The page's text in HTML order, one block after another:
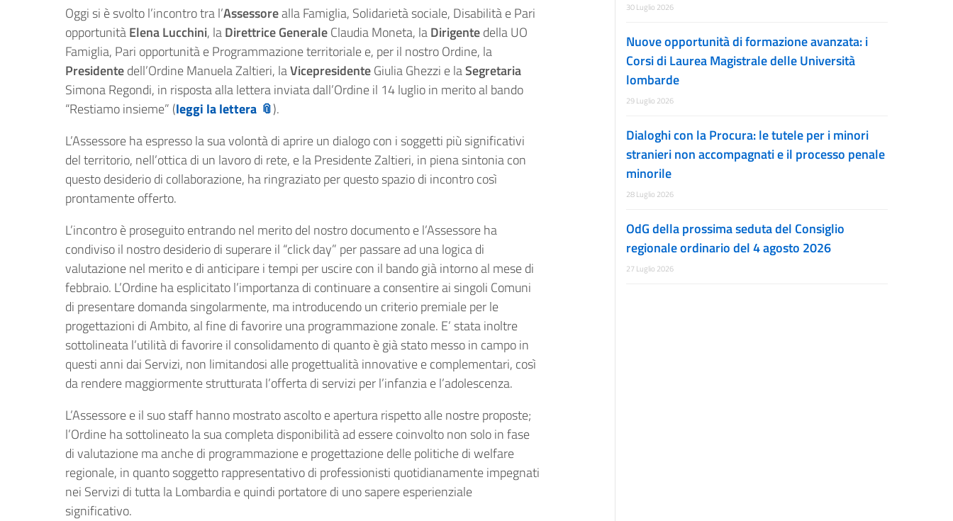
Oggi si è svolto l’incontro tra l’Assessorealla Famiglia, Solidarietà sociale, Disabilità e Pari
opportunitàElena Lucchini, laDirettrice GeneraleClaudia Moneta, laDirigentedella UO
Famiglia, Pari opportunità e Programmazione territoriale e, per il nostro Ordine, la
Presidentedell’Ordine Manuela Zaltieri, laVicepresidenteGiulia Ghezzi e laSegretaria
Simona Regondi, in risposta alla lettera inviata dall’Ordine il 14 luglio in merito al bando
“Restiamo insieme” (leggi la lettera
).
L’Assessore ha espresso la sua volontà di aprire un dialogo con i soggetti più significativi
del territorio, nell’ottica di un lavoro di rete, e la Presidente Zaltieri, in piena sintonia con
questo desiderio di collaborazione, ha ringraziato per questo spazio di incontro così
prontamente offerto.
L’incontro è proseguito entrando nel merito del nostro documento e l’Assessore ha
condiviso il nostro desiderio di superare il “click day” per passare ad una logica di
valutazione nel merito e di anticipare i tempi per uscire con il bando già intorno al mese di
febbraio. L’Ordine ha esplicitato l’importanza di continuare a consentire ai singoli Comuni
di presentare domanda singolarmente, ma introducendo un criterio premiale per le
progettazioni di Ambito, al fine di favorire una programmazione zonale. E’ stata inoltre
sottolineata l’utilità di favorire il consolidamento di quanto è già stato messo in campo in
questi anni dai Servizi, non limitandosi alle progettualità innovative e complementari, così
da rendere maggiormente strutturata l’offerta di servizi per l’infanzia e l’adolescenza.
L’Assessore e il suo staff hanno mostrato ascolto e apertura rispetto alle nostre proposte;
l’Ordine ha sottolineato la sua completa disponibilità ad essere coinvolto non solo in fase
di valutazione ma anche di programmazione e progettazione delle politiche di welfare
regionale, in quanto soggetto rappresentativo di professionisti quotidianamente impegnati
nei Servizi di tutta la Lombardia e quindi portatore di uno sapere esperienziale
significativo.
30 Luglio 2026
Nuove opportunità di formazione avanzata: i
Corsi di Laurea Magistrale delle Università
lombarde
29 Luglio 2026
Dialoghi con la Procura: le tutele per i minori
stranieri non accompagnati e il processo penale
minorile
28 Luglio 2026
OdG della prossima seduta del Consiglio
regionale ordinario del 4 agosto 2026
27 Luglio 2026